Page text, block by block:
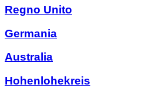
Regno Unito
Germania
Australia
Hohenlohekreis